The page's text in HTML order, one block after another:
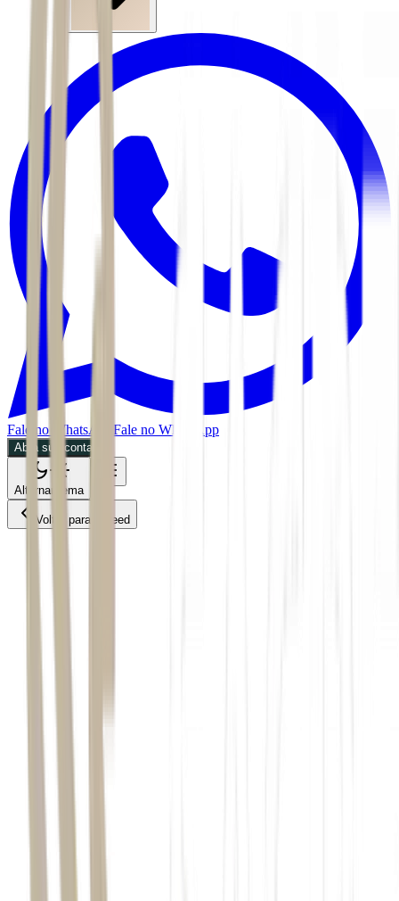
Fale no WhatsApp Fale no WhatsApp
Abra sua conta
Alternar tema
Voltar para o Feed